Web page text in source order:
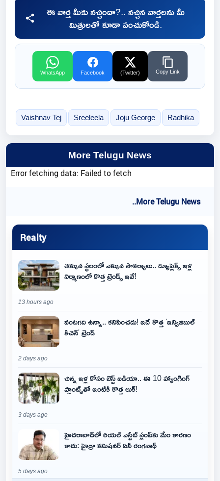
ఈ వార్త మీకు నచ్చిందా?.. నచ్చిన వార్తలను మీ
మిత్రులతో కూడా పంచుకోండి.
WhatsApp Facebook (Twitter) Copy Link
Vaishnav Tej Sreeleela Joju George Radhika
More Telugu News
Error fetching data: Failed to fetch
..More Telugu News
Realty
తక్కువ స్థలంలో ఎక్కువ సౌకర్యాలు.. డ్యూప్లెక్స్ ఇళ్ల
నిర్మాణంలో కొత్త ట్రెండ్స్ ఇవే!
13 hours ago
వంటగది ఉన్నా.. కనిపించదు! ఇదే కొత్త 'ఇన్విజిబుల్
కిచెన్' ట్రెండ్
2 days ago
చిన్న ఇళ్ల కోసం బెస్ట్ ఐడియా.. ఈ 10 హ్యాంగింగ్
ప్లాంట్స్‌తో ఇంటికి కొత్త లుక్!
3 days ago
హైదరాబాద్‌లో రియల్ ఎస్టేట్ స్లంప్‌కు మేం కారణం
కాదు: హైడ్రా కమిషనర్ ఏవీ రంగనాథ్
5 days ago